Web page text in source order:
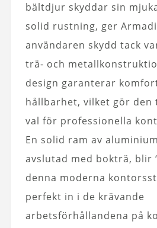
bältdjur skyddar sin
solid rustning, ger
användaren skydd tack
trä- och
design garanterar
hållbarhet, vilket gör
val för professionella
En solid ram av
avslutad med bokträ, blir
denna moderna
perfekt in i de krävande
arbetsförhållandena på